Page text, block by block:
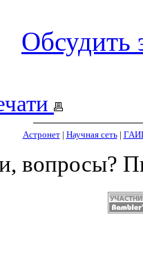
Обсудить
Астронет| Научная сеть|
вопросы?